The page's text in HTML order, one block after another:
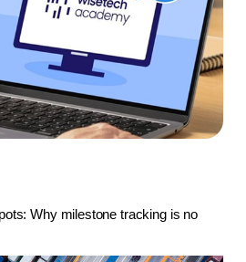
Why milestone tracking is no